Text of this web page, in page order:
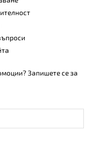
Запишете се за